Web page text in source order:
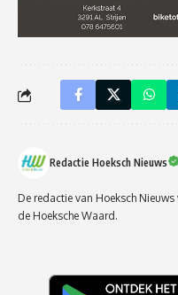
Redactie Hoeksch Nieuws
De redactie van Hoeksch
de Hoeksche Waard.